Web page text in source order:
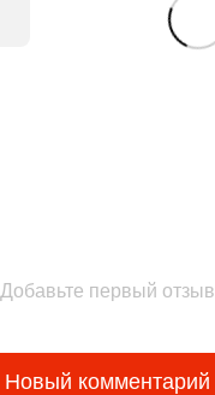
Добавьте первый отзыв
Новый комментарий